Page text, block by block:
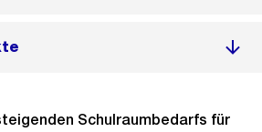
Schulraumbedarfs für